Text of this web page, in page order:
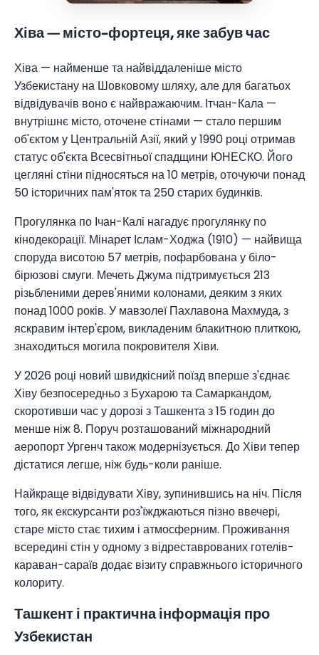
Хіва — місто-фортеця, яке забув час
Хіва — найменше та найвіддаленіше місто
Узбекистану на Шовковому шляху, але для багатьох
відвідувачів воно є найвражаючим. Ітчан-Кала —
внутрішнє місто, оточене стінами — стало першим
об'єктом у Центральній Азії, який у 1990 році отримав
статус об'єкта Всесвітньої спадщини ЮНЕСКО. Його
цегляні стіни підносяться на 10 метрів, оточуючи понад
50 історичних пам'яток та 250 старих будинків.
Прогулянка по Ічан-Калі нагадує прогулянку по
кінодекорації. Мінарет Іслам-Ходжа (1910) — найвища
споруда висотою 57 метрів, пофарбована у біло-
бірюзові смуги. Мечеть Джума підтримується 213
різьбленими дерев'яними колонами, деяким з яких
понад 1000 років. У мавзолеї Пахлавона Махмуда, з
яскравим інтер'єром, викладеним блакитною плиткою,
знаходиться могила покровителя Хіви.
У 2026 році новий швидкісний поїзд вперше з'єднає
Хіву безпосередньо з Бухарою та Самаркандом,
скоротивши час у дорозі з Ташкента з 15 годин до
менше ніж 8. Поруч розташований міжнародний
аеропорт Ургенч також модернізується. До Хіви тепер
дістатися легше, ніж будь-коли раніше.
Найкраще відвідувати Хіву, зупинившись на ніч. Після
того, як екскурсанти роз'їжджаються пізно ввечері,
старе місто стає тихим і атмосферним. Проживання
всередині стін у одному з відреставрованих готелів-
караван-сараїв додає візиту справжнього історичного
колориту.
Ташкент і практична інформація про
Узбекистан